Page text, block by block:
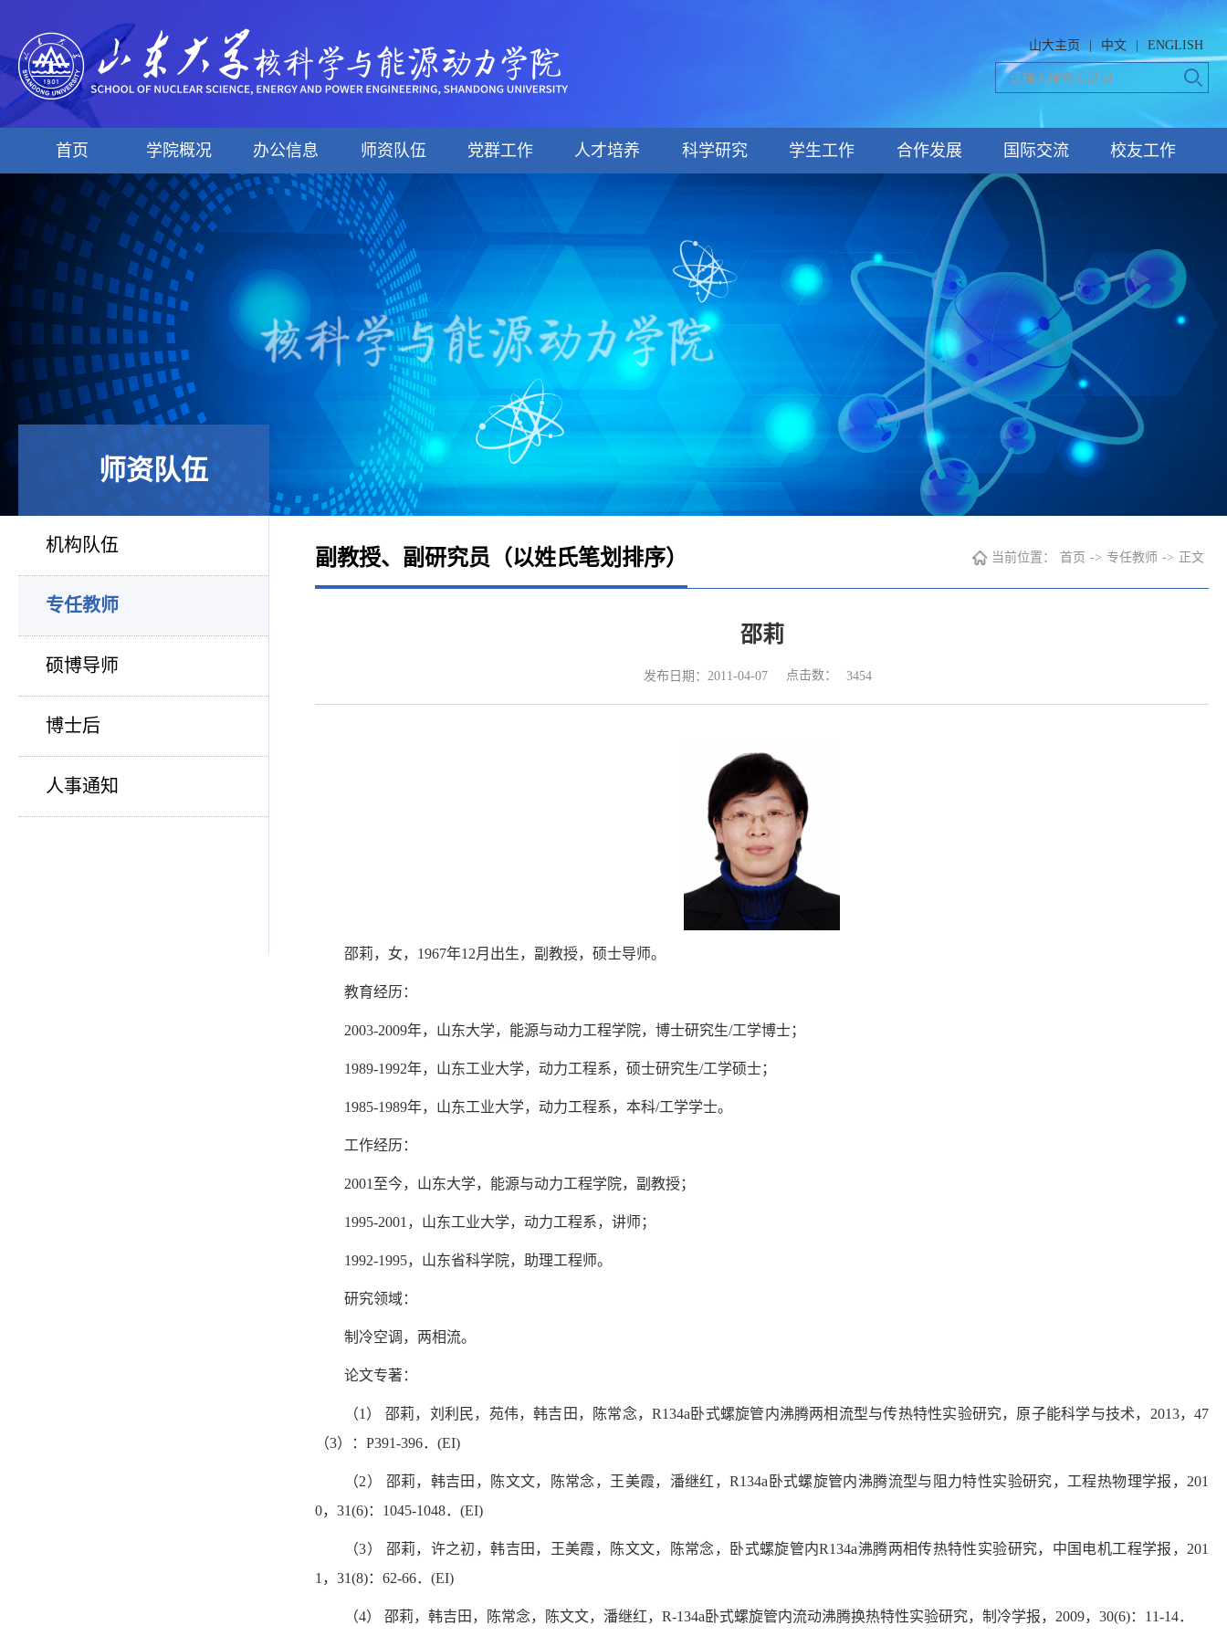
山大主页 中文 ENGLISH
首页 学院概况 办公信息 师资队伍 党群工作 人才培养 科学研究 学生工作 合作发展 国际交流 校友工作
师资队伍
机构队伍
专任教师
硕博导师
博士后
人事通知
副教授、副研究员（以姓氏笔划排序） 当前位置： 首页 -> 专任教师 -> 正文
邵莉
发布日期：2011-04-07 点击数： 3454
邵莉，女，1967年12月出生，副教授，硕士导师。
教育经历：
2003-2009年，山东大学，能源与动力工程学院，博士研究生/工学博士；
1989-1992年，山东工业大学，动力工程系，硕士研究生/工学硕士；
1985-1989年，山东工业大学，动力工程系，本科/工学学士。
工作经历：
2001至今，山东大学，能源与动力工程学院，副教授；
1995-2001，山东工业大学，动力工程系，讲师；
1992-1995，山东省科学院，助理工程师。
研究领域：
制冷空调，两相流。
论文专著：
（1） 邵莉，刘利民，苑伟，韩吉田，陈常念，R134a卧式螺旋管内沸腾两相流型与传热特性实验研究，原子能科学与技术，2013，47
（3）：P391-396．(EI)
（2） 邵莉，韩吉田，陈文文，陈常念，王美霞，潘继红，R134a卧式螺旋管内沸腾流型与阻力特性实验研究，工程热物理学报，201
0，31(6)：1045-1048．(EI)
（3） 邵莉，许之初，韩吉田，王美霞，陈文文，陈常念，卧式螺旋管内R134a沸腾两相传热特性实验研究，中国电机工程学报，201
1，31(8)：62-66．(EI)
（4） 邵莉，韩吉田，陈常念，陈文文，潘继红，R-134a卧式螺旋管内流动沸腾换热特性实验研究，制冷学报，2009，30(6)：11-14．